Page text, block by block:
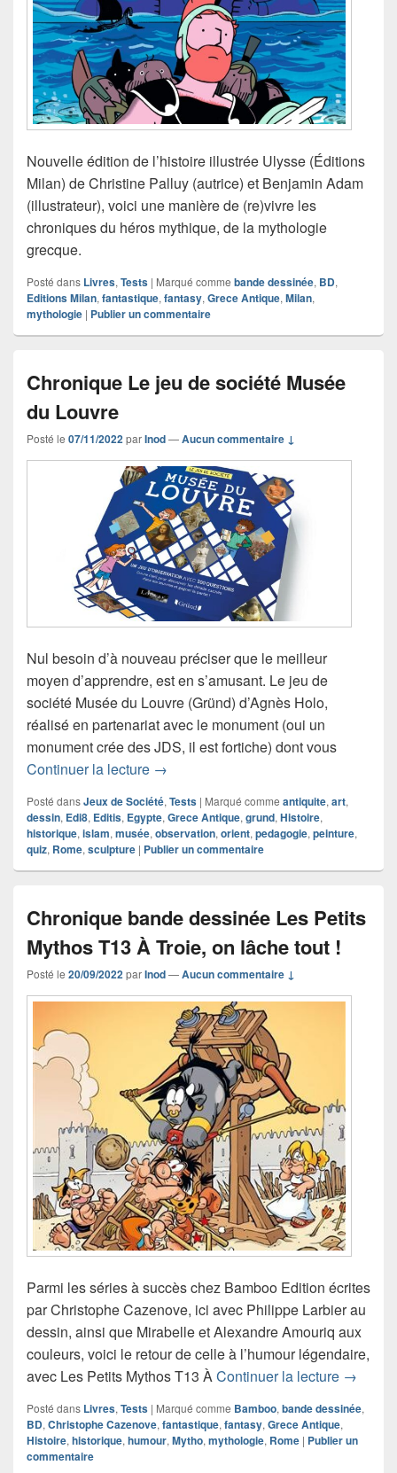
Nouvelle édition de l’histoire illustrée Ulysse (Éditions
Milan) de Christine Palluy (autrice) et Benjamin Adam
(illustrateur), voici une manière de (re)vivre les
chroniques du héros mythique, de la mythologie
grecque.
Posté dans Livres, Tests | Marqué comme bande dessinée, BD,
Editions Milan, fantastique, fantasy, Grece Antique, Milan,
mythologie | Publier un commentaire
Chronique Le jeu de société Musée
du Louvre
Posté le 07/11/2022parInod—Aucun commentaire ↓
Nul besoin d’à nouveau préciser que le meilleur
moyen d’apprendre, est en s’amusant. Le jeu de
société Musée du Louvre (Gründ) d’Agnès Holo,
réalisé en partenariat avec le monument (oui un
monument crée des JDS, il est fortiche) dont vous
Continuer la lecture Chronique Le jeu de société Musée
→
Posté dansJeux de Société, Tests | Marqué comme antiquite, art,
dessin, Edi8, Editis, Egypte, Grece Antique, grund, Histoire,
historique, islam, musée, observation, orient, pedagogie, peinture,
quiz, Rome, sculpture | Publier un commentaire
Chronique bande dessinée Les Petits
Mythos T13 À Troie, on lâche tout !
Posté le 20/09/2022parInod—Aucun commentaire ↓
Parmi les séries à succès chez Bamboo Edition écrites
par Christophe Cazenove, ici avec Philippe Larbier au
dessin, ainsi que Mirabelle et Alexandre Amouriq aux
couleurs, voici le retour de celle à l’humour légendaire,
avec Les Petits Mythos T13 ÀContinuer la lecture →
Posté dans Livres, Tests | Marqué comme Bamboo, bande dessinée,
BD, Christophe Cazenove, fantastique, fantasy, Grece Antique,
Histoire, historique, humour, Mytho, mythologie, Rome | Publier un
commentaire